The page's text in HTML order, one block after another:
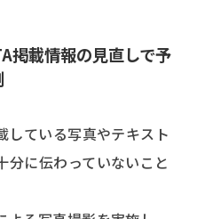
掲載情報の見直しで予
している写真やテキスト
分に伝わっていないこと